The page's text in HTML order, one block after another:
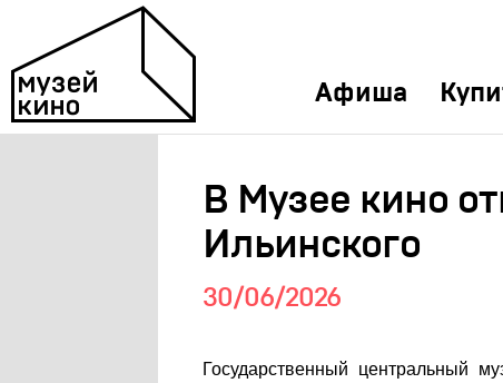
Афиша
В Музее кино
Ильинского
30/06/2026
Государственный центральный